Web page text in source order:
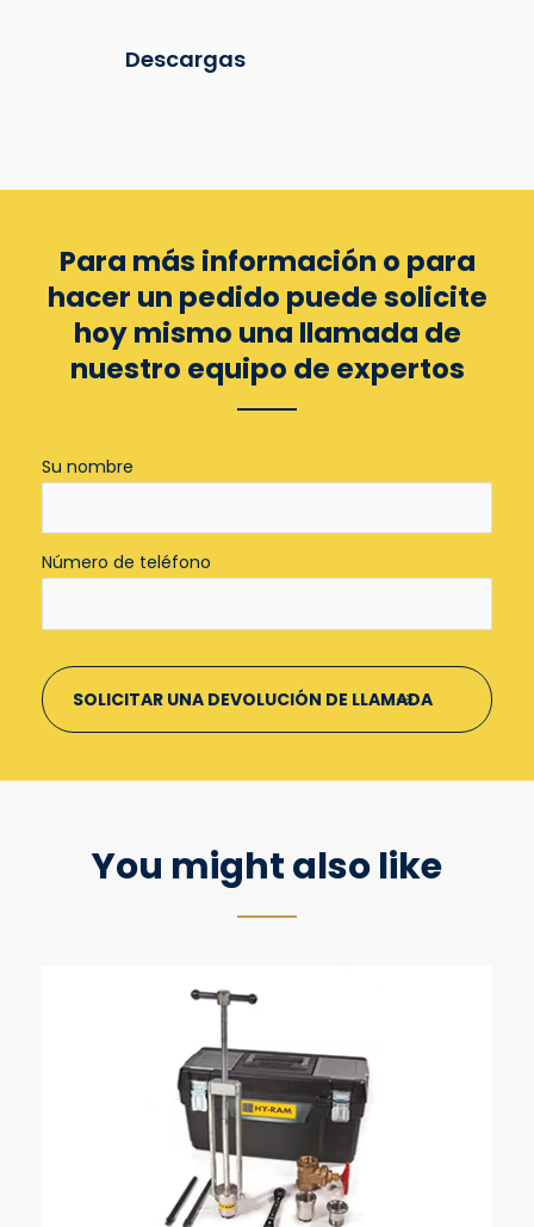
Descargas
Para más información o para
hacer un pedido puedesolicite
hoy mismo una llamada de
nuestro equipo de expertos
Su nombre
Número de teléfono
You might also like